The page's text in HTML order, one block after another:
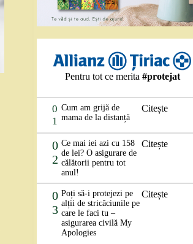
Pentru tot ce merita#protejat
0
1
Cum am grijă de
mama de la distanță
Citește
0
2
Ce mai iei azi cu 158
de lei? O asigurare de
călătorii pentru tot
anul!
Citește
0
3
Poți să-i protejezi pe
alții de stricăciunile pe
care le faci tu –
asigurarea civilă My
Apologies
Citește